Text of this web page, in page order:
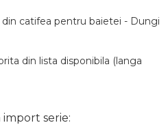
catifea pentru baietei - Dungi
din lista disponibila (langa
serie: